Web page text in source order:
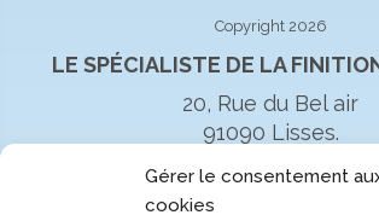
Gérer le consentement
cookies
Copyright 2026
LE SPÉCIALISTE DE LA
20, Rue du Bel air
91090 Lisses.